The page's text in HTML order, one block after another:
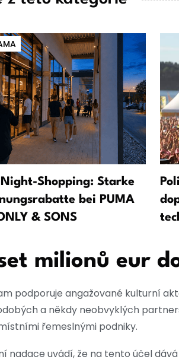
Shopping: Starke
bei PUMA
& SONS
milionů eur
podporuje angažované kulturní
a někdy neobvyklých
řemeslnými podniky.
nadace uvádí, že na tento účel